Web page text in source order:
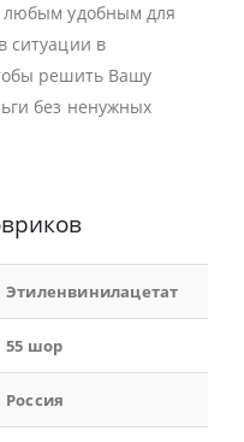
любым удобным для
ситуации в
решить Вашу
без ненужных
Этиленвинилацетат
55 шор
Россия